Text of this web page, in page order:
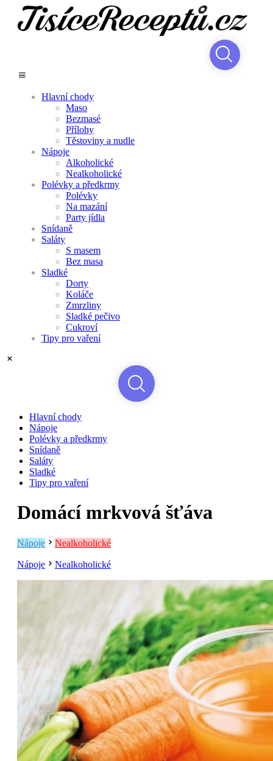
Hlavní chody
Maso
Bezmasé
Přílohy
Těstoviny a nudle
Nápoje
Alkoholické
Nealkoholické
Polévky a předkrmy
Polévky
Na mazání
Party jídla
Snídaně
Saláty
S masem
Bez masa
Sladké
Dorty
Koláče
Zmrzliny
Sladké pečivo
Cukroví
Tipy pro vaření
Hlavní chody
Nápoje
Polévky a předkrmy
Snídaně
Saláty
Sladké
Tipy pro vaření
Domácí mrkvová šťáva
Nápoje Nealkoholické
Nápoje Nealkoholické